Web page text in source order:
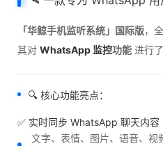
「华鲸手机监听系统」国际版，
其对 WhatsApp 监控功能 进行
🔍 核心功能亮点：
✅ 实时同步 WhatsApp 聊天内容
文字、表情、图片、语音、视